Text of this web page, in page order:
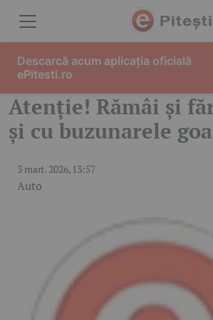
Atenție! Rămâi și
și cu buzunarele
3 mart. 2026, 13:57
Auto
Descarcă acum aplicația oficială
ePitesti.ro